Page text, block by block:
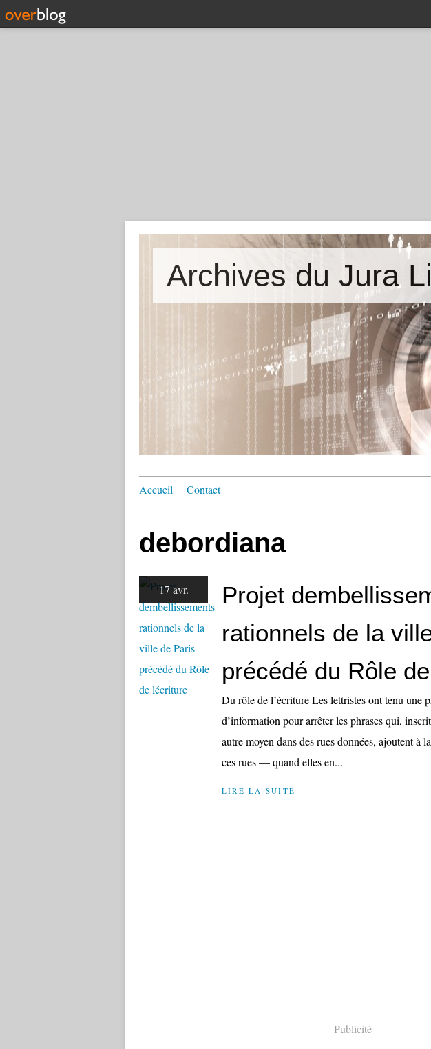
Archives du Jura
Accueil Contact
debordiana
17 avr.
Projet
rationnels de la
précédé du Rôle de
Du rôle de l’écriture Les lettristes ont tenu une
d’information pour arrêter les phrases qui,
autre moyen dans des rues données, ajoutent à
ces rues — quand elles en...
LIRE LA SUITE
Publicité